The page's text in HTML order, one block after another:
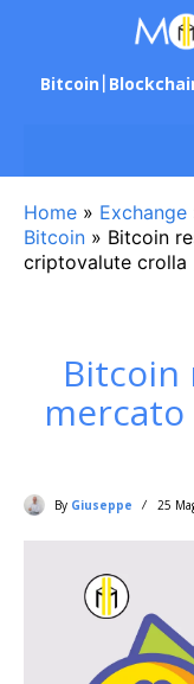
Bitcoin
Home » Exchange
Bitcoin » Bitcoin
criptovalute crolla
Bitcoin
By Giuseppe 25